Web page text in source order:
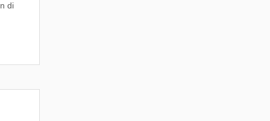
di